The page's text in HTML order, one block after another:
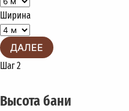
Ширина
ДАЛЕЕ
Шаг 2
Высота бани